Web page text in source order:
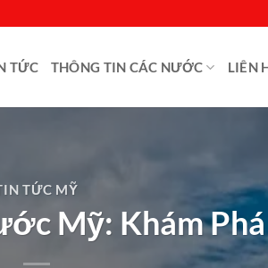
TỨC THÔNG TIN CÁC NƯỚC LIÊN
TỨC MỸ
Mỹ: Khám